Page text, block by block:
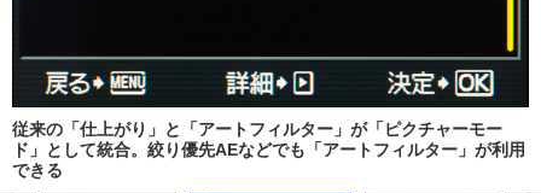
従来の「仕上がり」と「アートフィルター」が「ピクチャーモー
ド」として統合。絞り優先AEなどでも「アートフィルター」が利用
できる